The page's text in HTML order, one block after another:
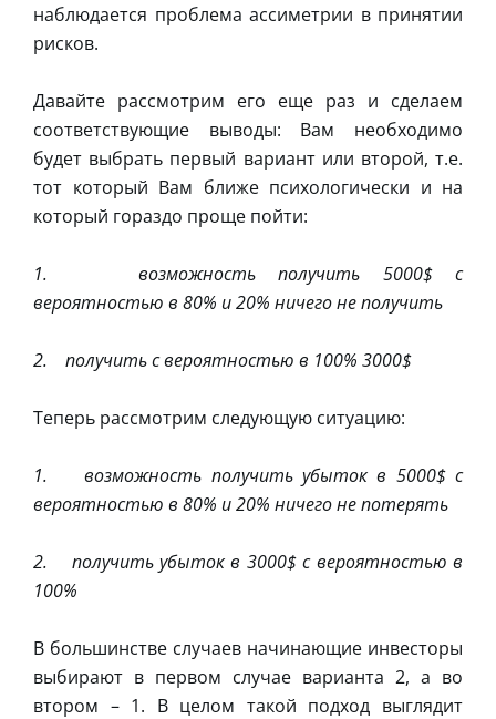
наблюдается проблема ассиметрии в принятии
рисков.
Давайте рассмотрим его еще раз и сделаем
соответствующие выводы: Вам необходимо
будет выбрать первый вариант или второй, т.е.
тот который Вам ближе психологически и на
который гораздо проще пойти:
1. возможность получить 5000$ с
вероятностью в 80% и 20% ничего не получить
2. получить с вероятностью в 100% 3000$
Теперь рассмотрим следующую ситуацию:
1. возможность получить убыток в 5000$ с
вероятностью в 80% и 20% ничего не потерять
2. получить убыток в 3000$ с вероятностью в
100%
В большинстве случаев начинающие инвесторы
выбирают в первом случае варианта 2, а во
втором – 1. В целом такой подход выглядит